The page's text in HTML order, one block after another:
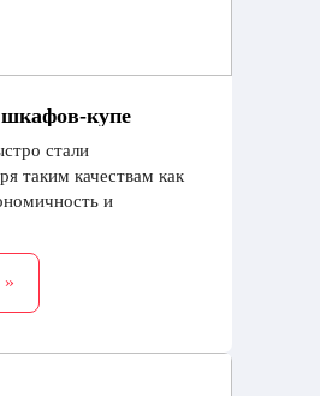
купе
стали
таким качествам как
и
эту модель
»